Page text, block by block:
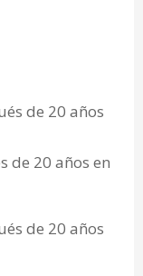
de 20 años en